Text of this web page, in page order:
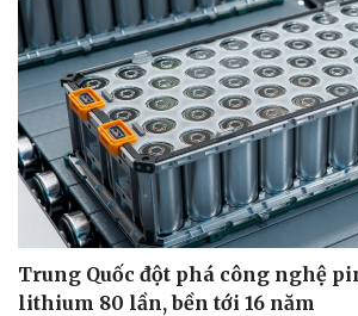
Trung Quốc đột phá công nghệ
lithium 80 lần, bền tới 16 năm